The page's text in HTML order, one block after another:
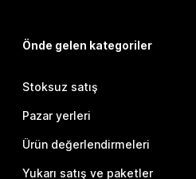
Önde gelen kategoriler
Stoksuz satış
Pazar yerleri
Ürün değerlendirmeleri
Yukarı satış ve paketler